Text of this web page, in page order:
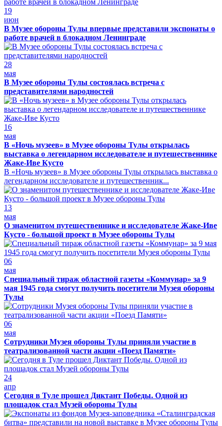
19
июн
В Музее обороны Тулы впервые представили экспонаты о
работе врачей в блокадном Ленинграде
28
мая
В Музее обороны Тулы состоялась встреча с
представителями народностей
16
мая
В «Ночь музеев» в Музее обороны Тулы открылась
выставка о легендарном исследователе и путешественнике
Жаке-Иве Кусто
В «Ночь музеев» в Музее обороны Тулы открылась выставка о
легендарном исследователе и путешественник...
13
мая
О знаменитом путешественнике и исследователе Жаке-Иве
Кусто - большой проект в Музее обороны Тулы
06
мая
Специальный тираж областной газеты «Коммунар» за 9
мая 1945 года смогут получить посетители Музея обороны
Тулы
06
мая
Сотрудники Музея обороны Тулы приняли участие в
театрализованной части акции «Поезд Памяти»
24
апр
Сегодня в Туле прошел Диктант Победы. Одной из
площадок стал Музей обороны Тулы